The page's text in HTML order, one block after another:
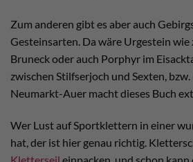
Zum anderen gibt es aber auch
Gesteinsarten. Da wäre Urgestein wie
Bruneck oder auch Porphyr im
zwischen Stilfserjoch und Sexten,
Neumarkt-Auer macht dieses Buch
Wer Lust auf Sportklettern in einer
hat, der ist hier genau richtig.